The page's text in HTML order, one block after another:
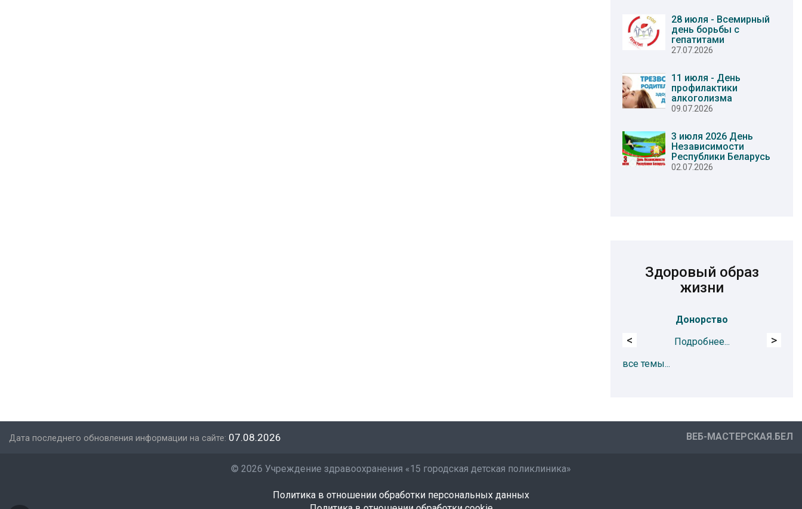
28 июля - Всемирный
день борьбы с
гепатитами
27.07.2026
11 июля - День
профилактики
алкоголизма
09.07.2026
3 июля 2026 День
Независимости
Республики Беларусь
02.07.2026
Здоровый образ
жизни
Донорство
Подробнее...
< >
все темы...
Дата последнего обновления информации на сайте: 07.08.2026 ВЕБ-МАСТЕРСКАЯ.БЕЛ
© 2026 Учреждение здравоохранения «15 городская детская поликлиника»
Политика в отношении обработки персональных данных